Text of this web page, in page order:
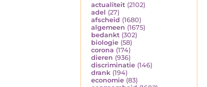
actualiteit (2102)
adel (27)
afscheid (1680)
algemeen (1675)
bedankt (302)
biologie (58)
corona (174)
dieren (936)
discriminatie (146)
drank (194)
economie (83)